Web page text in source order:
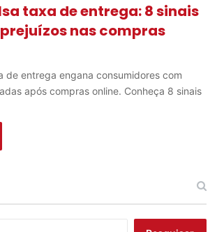
taxa de entrega: 8 sinais
nas compras
de entrega engana consumidores com
após compras online. Conheça 8 sinais